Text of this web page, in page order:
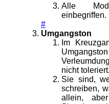
Alle
einbegriffen.
#
Umgangston
Im
nicht toleriert.
Sie sind,
schreiben,
allein,